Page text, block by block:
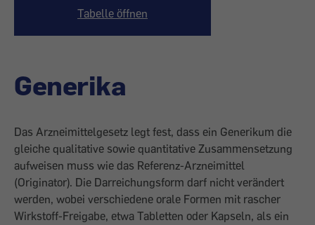
Tabelle öffnen
Generika
Das Arzneimittelgesetz legt fest, dass ein Generikum die
gleiche qualitative sowie quantitative Zusammensetzung
aufweisen muss wie das Referenz-Arzneimittel
(Originator). Die Darreichungsform darf nicht verändert
werden, wobei verschiedene orale Formen mit rascher
Wirkstoff-Freigabe, etwa Tabletten oder Kapseln, als ein